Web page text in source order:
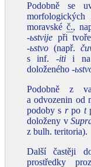
Podobně se
morfologických
moravské č.,
‑ьstvije při
‑ьstvo (např.
s inf. ‑itii na
doloženého
Podobně z
a odvozenin od
podoby s rpo t
doloženy v
z bulh. teritoria).
Další častěji
prostředky